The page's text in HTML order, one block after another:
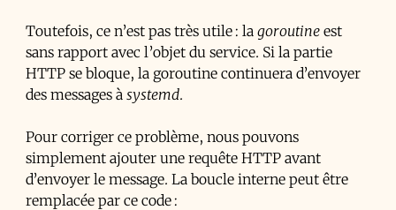
Toutefois, ce n’est pas très utile : la goroutineest
sans rapport avec l’objet du service. Si la partie
HTTP se bloque, la goroutine continuera d’envoyer
des messages à systemd.
Pour corriger ce problème, nous pouvons
simplement ajouter une requête HTTP avant
d’envoyer le message. La boucle interne peut être
remplacée par ce code :